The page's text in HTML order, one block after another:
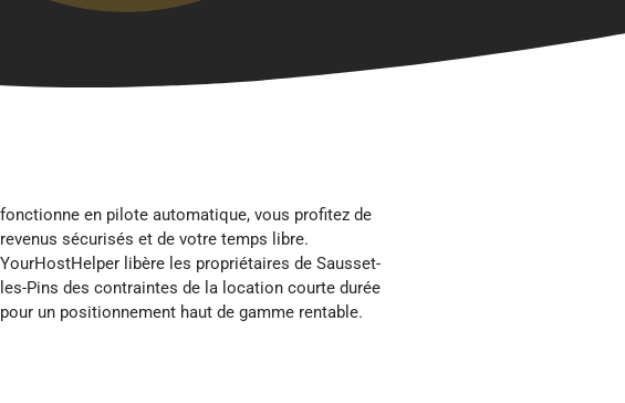
pour un positionnement haut de gamme rentable.